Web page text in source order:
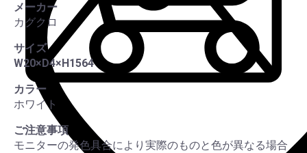
メーカー
カグクロ
サイズ
W20×D4×H1564
カラー
ホワイト
ご注意事項
モニターの発色具合により実際のものと色が異なる場合